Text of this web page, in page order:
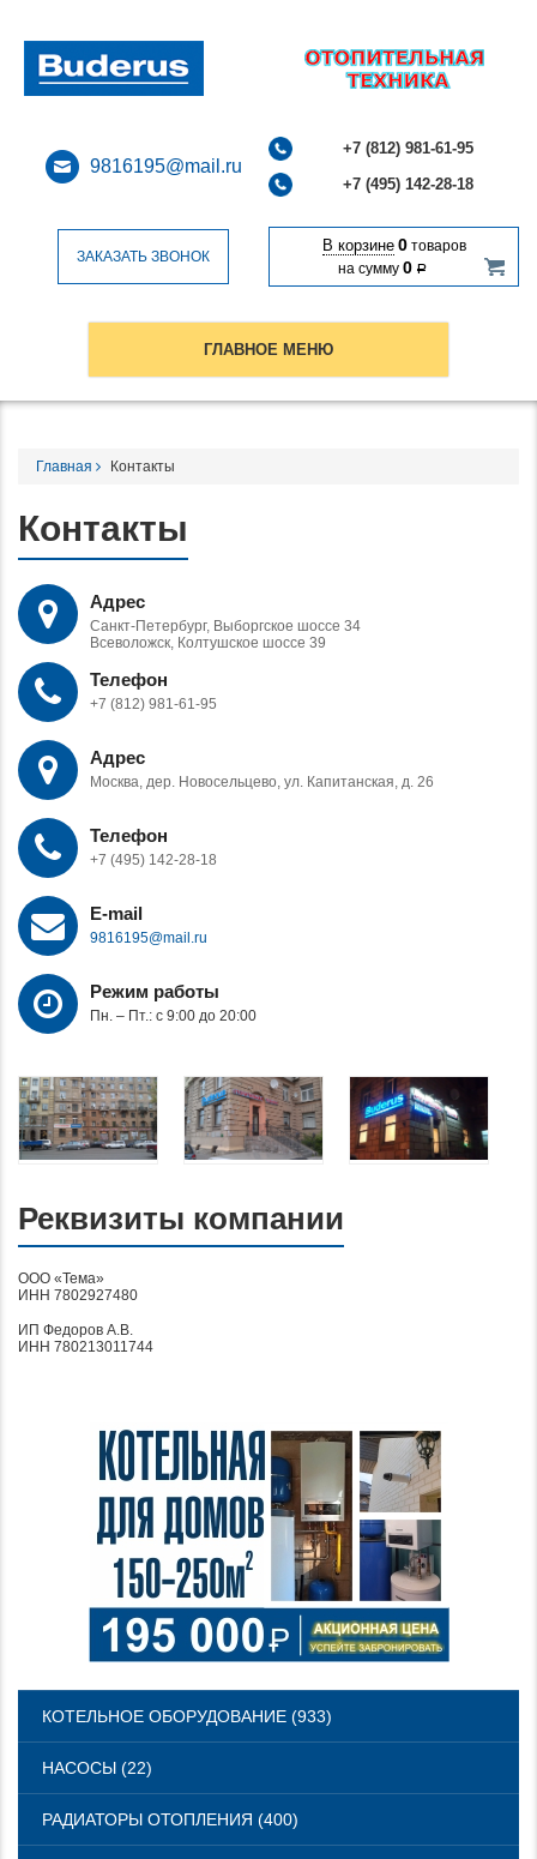
9816195@mail.ru
+7 (812) 981-61-95
+7 (495) 142-28-18
ЗАКАЗАТЬ ЗВОНОК
В корзине 0товаров
на сумму 0 Р
ГЛАВНОЕ МЕНЮ
Главная Контакты
Контакты
Адрес
Санкт-Петербург, Выборгское шоссе 34
Всеволожск, Колтушское шоссе 39
Телефон
+7 (812) 981-61-95
Адрес
Москва, дер. Новосельцево, ул. Капитанская, д. 26
Телефон
+7 (495) 142-28-18
E-mail
9816195@mail.ru
Режим работы
Пн. – Пт.: с 9:00 до 20:00
Реквизиты компании
ООО «Тема»
ИНН 7802927480
ИП Федоров А.В.
ИНН 780213011744
КОТЕЛЬНОЕ ОБОРУДОВАНИЕ (933)
НАСОСЫ (22)
РАДИАТОРЫ ОТОПЛЕНИЯ (400)